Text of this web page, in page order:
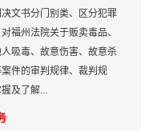
文书分门别类、区分犯罪
福州法院关于贩卖毒品、
吸毒、故意伤害、故意杀
件的审判规律、裁判规
及了解...